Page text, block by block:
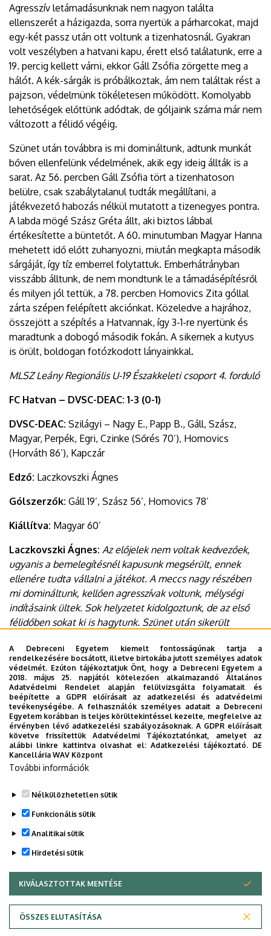
Agresszív letámadásunknak nem nagyon találta
ellenszerét a házigazda, sorra nyertük a párharcokat, majd
egy-két passz után ott voltunk a tizenhatosnál. Gyakran
volt veszélyben a hatvani kapu, érett első találatunk, erre a
19. percig kellett várni, ekkor Gáll Zsófia zörgette meg a
hálót. A kék-sárgák is próbálkoztak, ám nem találtak rést a
pajzson, védelmünk tökéletesen működött. Komolyabb
lehetőségek előttünk adódtak, de góljaink száma már nem
változott a félidő végéig.
Szünet után továbbra is mi domináltunk, adtunk munkát
bőven ellenfelünk védelmének, akik egy ideig állták is a
sarat. Az 56. percben Gáll Zsófia tört a tizenhatoson
belülre, csak szabálytalanul tudták megállítani, a
játékvezető habozás nélkül mutatott a tizenegyes pontra.
A labda mögé Szász Gréta állt, aki biztos lábbal
értékesítette a büntetőt. A 60. minutumban Magyar Hanna
mehetett idő előtt zuhanyozni, miután megkapta második
sárgáját, így tíz emberrel folytattuk. Emberhátrányban
visszább álltunk, de nem mondtunk le a támadásépítésről
és milyen jól tettük, a 78. percben Homovics Zita góllal
zárta szépen felépített akciónkat. Közeledve a hajrához,
összejött a szépítés a Hatvannak, így 3-1-re nyertünk és
maradtunk a dobogó második fokán. A sikernek a kutyus
is örült, boldogan fotózkodott lányainkkal.
MLSZ Leány Regionális U-19 Északkeleti csoport 4. forduló
FC Hatvan – DVSC-DEAC: 1-3 (0-1)
DVSC-DEAC: Szilágyi – Nagy E., Papp B., Gáll, Szász,
Magyar, Perpék, Egri, Czinke (Sőrés 70’), Homovics
(Horváth 86’), Kapczár
Edző: Laczkovszki Ágnes
Gólszerzők: Gáll 19’, Szász 56’, Homovics 78’
Kiállítva: Magyar 60’
Laczkovszki Ágnes: Az előjelek nem voltak kedvezőek,
ugyanis a bemelegítésnél kapusunk megsérült, ennek
ellenére tudta vállalni a játékot. A meccs nagy részében
mi domináltunk, kellően agresszívak voltunk, mélységi
indításaink ültek. Sok helyzetet kidolgoztunk, de az első
félidőben sokat ki is hagytunk. Szünet után sikerült
kicsit visszább álltunk. Kézben tartottuk a meccset,
győzelmünk nem forgott veszélyben, annak ellenére sem,
hogy ellenfelünk szépített. Nagyon frusztrált volt a csapat
néhány bírói döntés miatt, amivel nem értettünk egyet,
viszont a második félidő felében sikerült lehiggadni és a
meccsre fókuszálni, ami szerintem nagyon pozitív.
Gratulálok a lányoknak, hogy ennyire összetartottak az
egész meccsen és nem adták fel egy pillanatra sem.
DEAC.
A Debreceni Egyetem kiemelt fontosságúnak tartja a
rendelkezésére bocsátott, illetve birtokába jutott személyes adatok
védelmét. Ezúton tájékoztatjuk Önt, hogy a Debreceni Egyetem a
2018. május 25. napjától kötelezően alkalmazandó Általános
Adatvédelmi Rendelet alapján felülvizsgálta folyamatait és
beépítette a GDPR előírásait az adatkezelési és adatvédelmi
tevékenységébe. A felhasználók személyes adatait a Debreceni
Egyetem korábban is teljes körültekintéssel kezelte, megfelelve az
érvényben lévő adatkezelési szabályozásoknak. A GDPR előírásait
követve frissítettük Adatvédelmi Tájékoztatónkat, amelyet az
alábbi linkre kattintva olvashat el:Adatkezelési tájékoztató. DE
Kancellária WAV Központ
További információk
Nélkülözhetetlen sütik
Funkcionális sütik
Analitikai sütik
Hirdetési sütik
KIVÁLASZTOTTAK MENTÉSE
ÖSSZES ELUTASÍTÁSA
WITHDRAW CONSENT